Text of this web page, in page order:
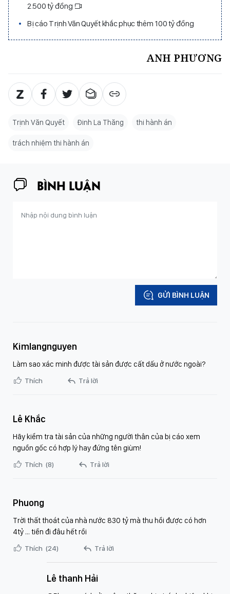
2.500 tỷ đồng
Bị cáo Trịnh Văn Quyết khắc phục thêm 100 tỷ đồng
ANH PHƯƠNG
Trịnh Văn Quyết Đinh La Thăng thi hành án
trách nhiệm thi hành án
BÌNH LUẬN
GỬI BÌNH LUẬN
Kimlangnguyen
Làm sao xác minh được tài sản được cất dấu ở nước ngoài?
Thích Trả lời
Lê Khắc
Hãy kiểm tra tài sản của những người thân của bị cáo xem
nguồn gốc có hợp lý hay đứng tên giùm!
Thích (8) Trả lời
Phuong
Trời thất thoát của nhà nước 830 tỷ mà thu hồi được có hơn
4tỷ … tiền đi đâu hết rồi
Thích (24) Trả lời
Lê thanh Hải